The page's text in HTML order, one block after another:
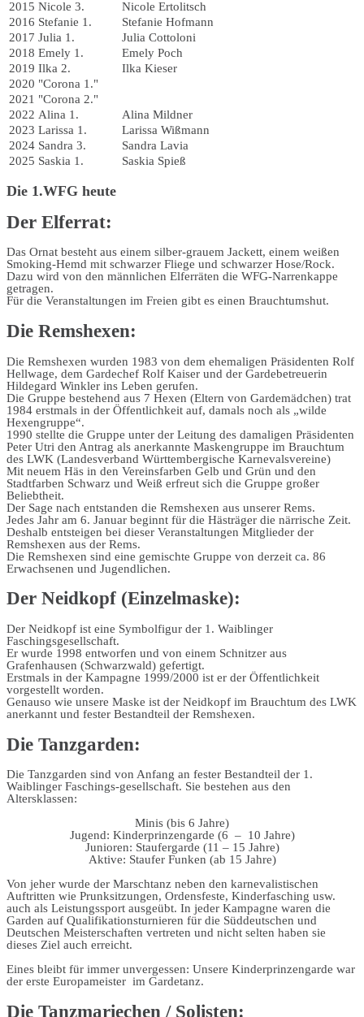
2015 Nicole 3.
Nicole Ertolitsch
2016 Stefanie 1.
Stefanie Hofmann
2017 Julia 1.
Julia Cottoloni
2018 Emely 1.
Emely Poch
2019 Ilka 2.
Ilka Kieser
2020 "Corona 1."
2021 "Corona 2."
2022 Alina 1.
Alina Mildner
2023 Larissa 1.
Larissa Wißmann
2024 Sandra 3.
Sandra Lavia
2025 Saskia 1. Saskia Spieß
Die 1.WFG heute
Der Elferrat:
Das Ornat besteht aus einem silber-grauem Jackett, einem weißen
Smoking-Hemd mit schwarzer Fliege und schwarzer Hose/Rock.
Dazu wird von den männlichen Elferräten die WFG-Narrenkappe
getragen.
Für die Veranstaltungen im Freien gibt es einen Brauchtumshut.
Die Remshexen:
Die Remshexen wurden 1983 von dem ehemaligen Präsidenten Rolf
Hellwage, dem Gardechef Rolf Kaiser und der Gardebetreuerin
Hildegard Winkler ins Leben gerufen.
Die Gruppe bestehend aus 7 Hexen (Eltern von Gardemädchen) trat
1984 erstmals in der Öffentlichkeit auf, damals noch als „wilde
Hexengruppe“.
1990 stellte die Gruppe unter der Leitung des damaligen Präsidenten
Peter Utri den Antrag als anerkannte Maskengruppe im Brauchtum
des LWK (Landesverband Württembergische Karnevalsvereine)
Mit neuem Häs in den Vereinsfarben Gelb und Grün und den
Stadtfarben Schwarz und Weiß erfreut sich die Gruppe großer
Beliebtheit.
Der Sage nach entstanden die Remshexen aus unserer Rems.
Jedes Jahr am 6. Januar beginnt für die Hästräger die närrische Zeit.
Deshalb entsteigen bei dieser Veranstaltungen Mitglieder der
Remshexen aus der Rems.
Die Remshexen sind eine gemischte Gruppe von derzeit ca. 86
Erwachsenen und Jugendlichen.
Der Neidkopf (Einzelmaske):
Der Neidkopf ist eine Symbolfigur der 1. Waiblinger
Faschingsgesellschaft.
Er wurde 1998 entworfen und von einem Schnitzer aus
Grafenhausen (Schwarzwald) gefertigt.
Erstmals in der Kampagne 1999/2000 ist er der Öffentlichkeit
vorgestellt worden.
Genauso wie unsere Maske ist der Neidkopf im Brauchtum des LWK
anerkannt und fester Bestandteil der Remshexen.
Die Tanzgarden:
Die Tanzgarden sind von Anfang an fester Bestandteil der 1.
Waiblinger Faschings-gesellschaft. Sie bestehen aus den
Altersklassen:
Minis (bis 6 Jahre)
Jugend: Kinderprinzengarde (6 – 10 Jahre)
Junioren: Staufergarde (11 – 15 Jahre)
Aktive: Staufer Funken (ab 15 Jahre)
Von jeher wurde der Marschtanz neben den karnevalistischen
Auftritten wie Prunksitzungen, Ordensfeste, Kinderfasching usw.
auch als Leistungssport ausgeübt. In jeder Kampagne waren die
Garden auf Qualifikationsturnieren für die Süddeutschen und
Deutschen Meisterschaften vertreten und nicht selten haben sie
dieses Ziel auch erreicht.
Eines bleibt für immer unvergessen: Unsere Kinderprinzengarde war
der erste Europameister im Gardetanz.
Die Tanzmariechen / Solisten: